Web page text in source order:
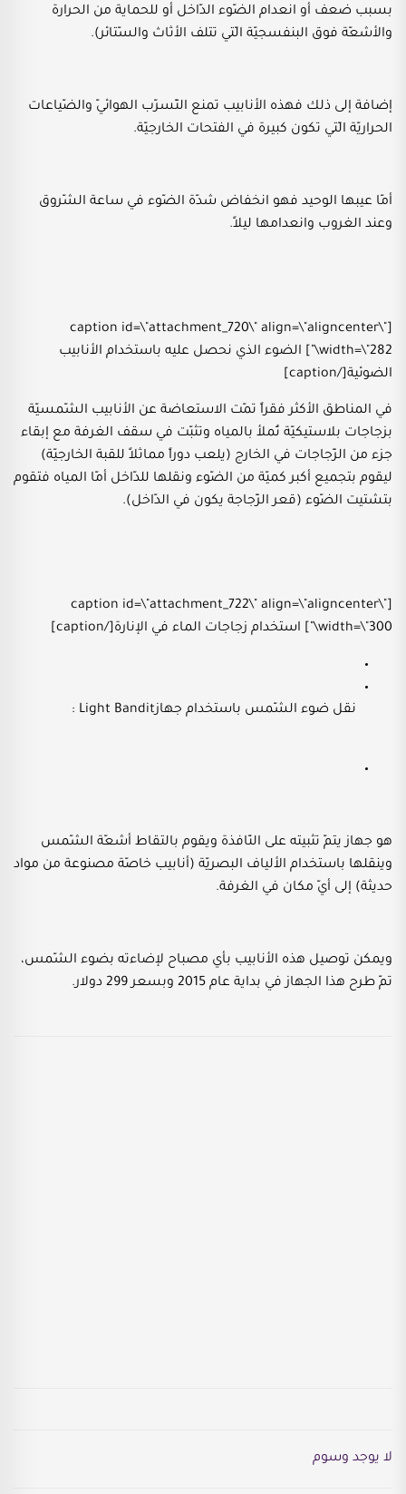
بسبب ضعف أو انعدام الضّوء الدّاخل أو للحماية من الحرارة
والأشعّة فوق البنفسجيّة الّتي تتلف الأثاث والسّتائر).
إضافة إلى ذلك فهذه الأنابيب تمنع التّسرّب الهوائيّ والضّياعات
الحراريّة الّتي تكون كبيرة في الفتحات الخارجيّة.
أمّا عيبها الوحيد فهو انخفاض شدّة الضّوء في ساعة الشّروق
وعند الغروب وانعدامها ليلاً.
[caption id=\"attachment_720\" align=\"aligncenter\"
width=\"282\"] الضوء الذي نحصل عليه باستخدام الأنابيب
الضوئية[/caption]
في المناطق الأكثر فقراً تمّت الاستعاضة عن الأنابيب الشّمسيّة
بزجاجات بلاستيكيّة تُملأ بالمياه وتثبّت في سقف الغرفة مع إبقاء
جزء من الزّجاجات في الخارج (يلعب دوراً مماثلاً للقبة الخارجيّة)
ليقوم بتجميع أكبر كميّة من الضّوء ونقلها للدّاخل أمّا المياه فتقوم
بتشتيت الضّوء (قعر الزّجاجة يكون في الدّاخل).
[caption id=\"attachment_722\" align=\"aligncenter\"
width=\"300\"] استخدام زجاجات الماء في الإنارة[/caption]
نقل ضوء الشّمس باستخدام جهازLight Bandit :
هو جهاز يتمّ تثبيته على النّافذة ويقوم بالتقاط أشعّة الشّمس
وينقلها باستخدام الألياف البصريّة (أنابيب خاصّة مصنوعة من مواد
حديثة) إلى أيّ مكان في الغرفة.
ويمكن توصيل هذه الأنابيب بأي مصباح لإضاءته بضوء الشّمس،
تمّ طرح هذا الجهاز في بداية عام 2015 وبسعر 299 دولار.
لا يوجد وسوم